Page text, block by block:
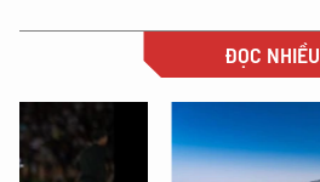
ĐỌC NHIỀU